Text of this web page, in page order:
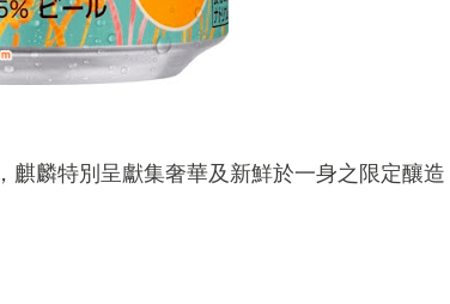
麟特別呈獻集奢華及新鮮於一身之限定釀造